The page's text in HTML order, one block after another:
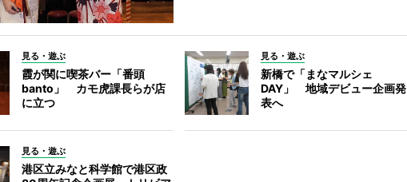
見る・遊ぶ
霞が関に喫茶バー「番頭
banto」 カモ虎課長らが店
に立つ
見る・遊ぶ
新橋で「まなマルシェ
DAY」 地域デビュー企画発
表へ
見る・遊ぶ
港区立みなと科学館で港区政